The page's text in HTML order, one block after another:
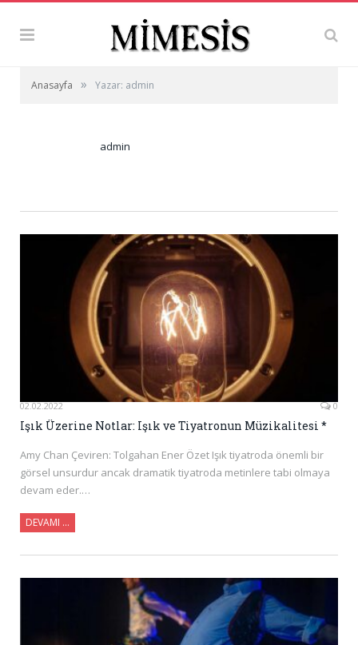
Anasayfa » Yazar: admin
admin
02.02.2022 0
Işık Üzerine Notlar: Işık ve Tiyatronun Müzikalitesi *
Amy Chan Çeviren: Tolgahan Ener Özet Işık tiyatroda önemli bir
görsel unsurdur ancak dramatik tiyatroda metinlere tabi olmaya
devam eder.…
DEVAMI …